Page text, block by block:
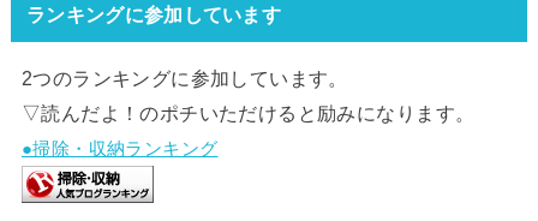
ランキングに参加しています
2つのランキングに参加しています。
▽読んだよ！のポチいただけると励みになります。
●掃除・収納ランキング